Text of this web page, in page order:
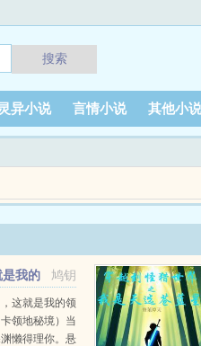
搜索
灵异小说 言情小说 其他小说
鸠钥
我的
这就是我的领
领地秘境）当
懒得理你。悬